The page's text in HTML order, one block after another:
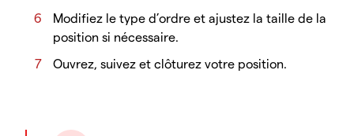
Modifiez le type d’ordre et ajustez la taille de la
position si nécessaire.
Ouvrez, suivez et clôturez votre position.